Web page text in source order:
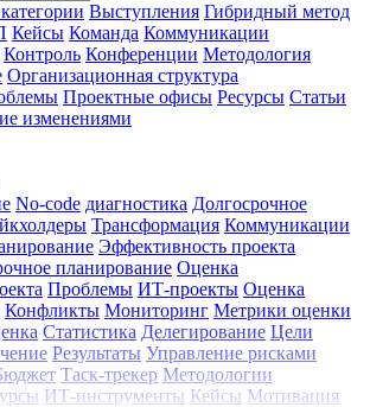
Выступления Гибридный метод
Кейсы Команда Коммуникации
Контроль Конференции Методология
Организационная структура
Проектные офисы Ресурсы Статьи
изменениями
No-code диагностика Долгосрочное
Трансформация Коммуникации
Эффективность проекта
планирование Оценка
Проблемы ИТ-проекты Оценка
Конфликты Мониторинг Метрики оценки
Статистика Делегирование Цели
Результаты Управление рисками
Таск-трекер Методологии
ИТ-инструменты Кейсы Мотивация